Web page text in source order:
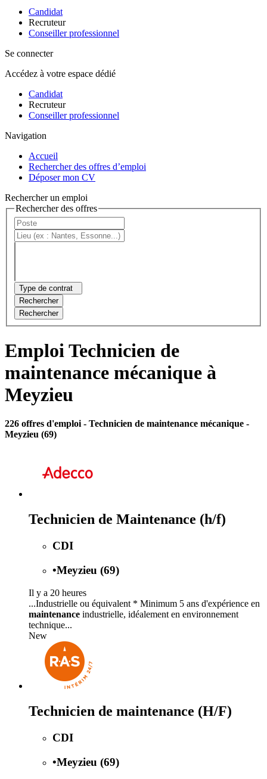
Candidat
Recruteur
Conseiller professionnel
Se connecter
Accédez à votre espace dédié
Candidat
Recruteur
Conseiller professionnel
Navigation
Accueil
Rechercher des offres d’emploi
Déposer mon CV
Rechercher un emploi
Rechercher des offres
Type de contrat
Rechercher
Rechercher
Emploi Technicien de
maintenance mécanique à
Meyzieu
226 offres d'emploi - Technicien de maintenance mécanique -
Meyzieu (69)
Technicien de Maintenance (h/f)
CDI
•Meyzieu (69)
Il y a 20 heures
...Industrielle ou équivalent * Minimum 5 ans d'expérience en
maintenance industrielle, idéalement en environnement
technique...
New
Technicien de maintenance (H/F)
CDI
•Meyzieu (69)